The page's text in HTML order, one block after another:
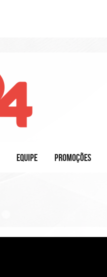
EQUIPE PROMOÇÕES